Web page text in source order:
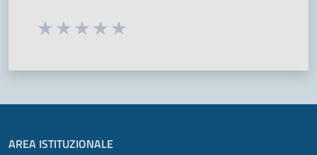
Seleziona una valutazione da 1 a 5 stelle
AREA ISTITUZIONALE